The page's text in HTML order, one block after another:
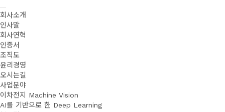
회사소개
인사말
회사연혁
인증서
조직도
윤리경영
오시는길
사업분야
이차전지 Machine Vision
AI를 기반으로 한 Deep Learning